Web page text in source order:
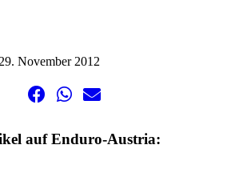
November 2012
auf Enduro-Austria: